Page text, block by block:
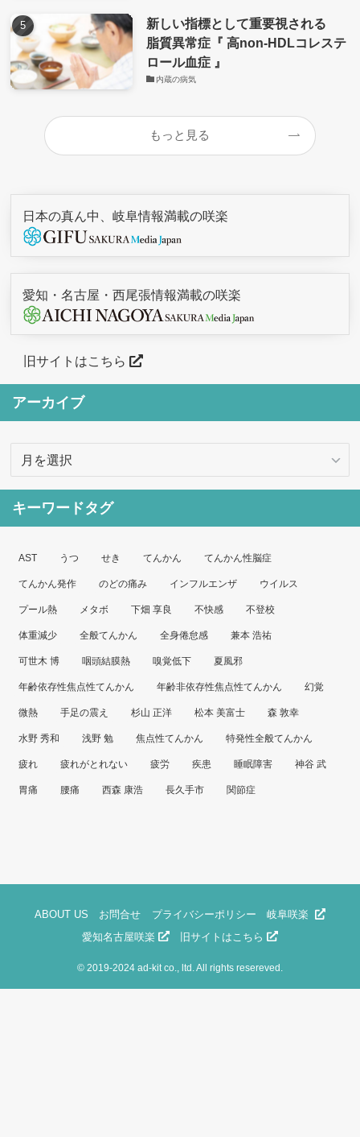
新しい指標として重要視される
脂質異常症『 高non-HDLコレステ
ロール血症 』
内蔵の病気
もっと見る
日本の真ん中、岐阜情報満載の咲楽
愛知・名古屋・西尾張情報満載の咲楽
旧サイトはこちら
アーカイブ
カ
イ
キーワードタグ
AST うつ せき てんかん てんかん性脳症
てんかん発作 のどの痛み インフルエンザ ウイルス
プール熱 メタボ 下畑 享良 不快感 不登校
体重減少 全般てんかん 全身倦怠感 兼本 浩祐
可世木 博 咽頭結膜熱 嗅覚低下 夏風邪
年齢依存性焦点性てんかん 年齢非依存性焦点性てんかん 幻覚
微熱 手足の震え 杉山 正洋 松本 美富士 森 敦幸
水野 秀和 浅野 勉 焦点性てんかん 特発性全般てんかん
疲れ 疲れがとれない 疲労 疾患 睡眠障害 神谷 武
胃痛 腰痛 西森 康浩 長久手市 関節症
ABOUT US お問合せ プライバシーポリシー
岐阜咲楽
愛知名古屋咲楽
旧サイトはこちら
© 2019-2024 ad-kit co., ltd. All rights resereved.